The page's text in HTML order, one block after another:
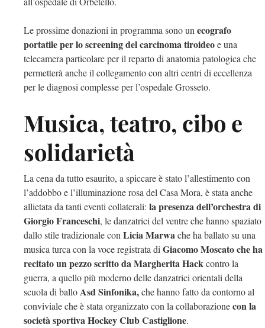
Le prossime donazioni in programma sono unecografo
portatile per lo screening del carcinoma tiroideoe una
telecamera particolare per il reparto di anatomia patologica che
permetterà anche il collegamento con altri centri di eccellenza
per le diagnosi complesse per l’ospedale Grosseto.
Musica, teatro, cibo e
solidarietà
La cena da tutto esaurito, aspiccare è stato l’allestimento con
l’addobbo e l’illuminazione rosa del Casa Mora, è stata anche
allietata da tanti eventi collaterali: la presenza dell’orchestra di
Giorgio Franceschi, le danzatrici del ventre che hanno spaziato
dallo stile tradizionale conLicia Marwache ha ballato su una
musica turca con la voce registrata diGiacomo Moscato che ha
recitato un pezzo scritto da Margherita Hackcontro la
guerra, a quello più moderno delle danzatrici orientali della
scuola di balloAsd Sinfonika,che hanno fatto da contorno al
conviviale che è stata organizzato con la collaborazionecon la
società sportiva Hockey Club Castiglione.